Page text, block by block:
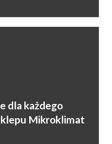
dla każdego
Mikroklimat